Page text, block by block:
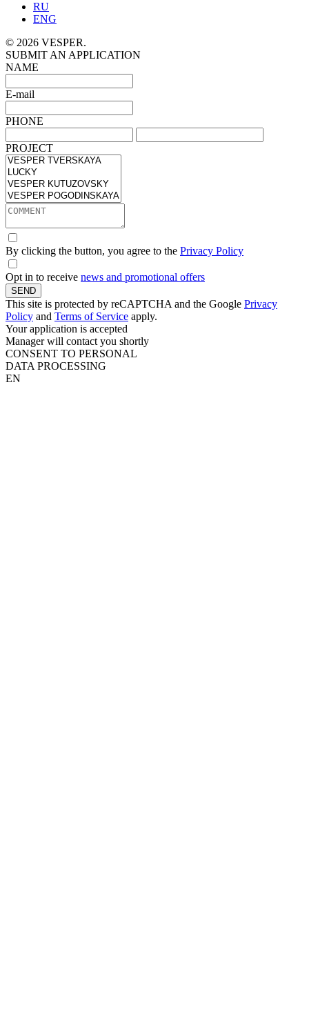
RU
ENG
© 2026 VESPER.
SUBMIT AN APPLICATION
NAME
E-mail
PHONE
PROJECT
By clicking the button, you agree to the Privacy Policy
Opt in to receive news and promotional offers
SEND
This site is protected by reCAPTCHA and the Google Privacy
Policy and Terms of Service apply.
Your application is accepted
Manager will contact you shortly
CONSENT TO PERSONAL
DATA PROCESSING
EN